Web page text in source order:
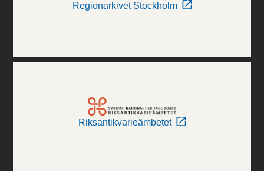
Regionarkivet Stockholm
Riksantikvarieämbetet